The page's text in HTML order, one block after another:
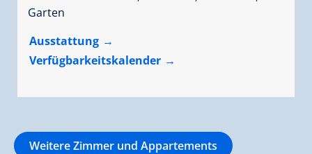
Garten
Ausstattung
Verfügbarkeitskalender
Weitere Zimmer und Appartements